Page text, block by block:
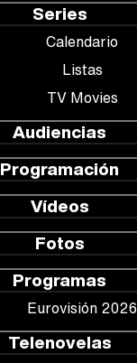
Series
Calendario
Listas
TV Movies
Audiencias
Programación
Vídeos
Fotos
Programas
Eurovisión 2026
Telenovelas